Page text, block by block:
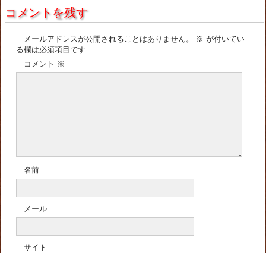
コメントを残す
メールアドレスが公開されることはありません。 ※ が付いてい
る欄は必須項目です
コメント ※
名前
メール
サイト